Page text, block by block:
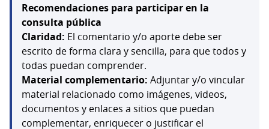
Recomendaciones para participar en la
consulta pública
Claridad: El comentario y/o aporte debe ser
escrito de forma clara y sencilla, para que todos y
todas puedan comprender.
Material complementario: Adjuntar y/o vincular
material relacionado como imágenes, videos,
documentos y enlaces a sitios que puedan
complementar, enriquecer o justificar el